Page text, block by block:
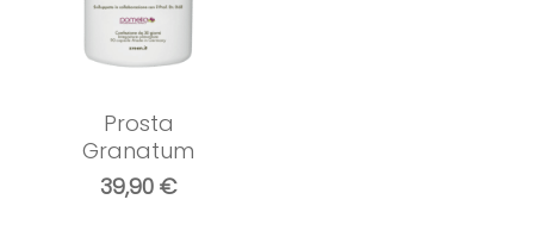
Prosta
Granatum
39,90€